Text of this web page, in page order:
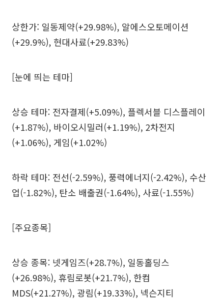
상한가: 일동제약(+29.98%), 알에스오토메이션
(+29.9%), 현대사료(+29.83%)
[눈에 띄는 테마]
상승 테마: 전자결제(+5.09%), 플렉서블 디스플레이
(+1.87%), 바이오시밀러(+1.19%), 2차전지
(+1.06%), 게임(+1.02%)
하락 테마: 전선(-2.59%), 풍력에너지(-2.42%), 수산
업(-1.82%), 탄소 배출권(-1.64%), 사료(-1.55%)
[주요종목]
상승 종목: 넷게임즈(+28.7%), 일동홀딩스
(+26.98%), 휴림로봇(+21.7%), 한컴
MDS(+21.27%), 광림(+19.33%), 넥슨지티